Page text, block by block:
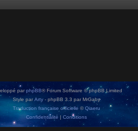
parphpBB® Forum Software © phpBB Limited
Style par Arty - phpBB 3.3 par MrGaby
Traduction française officielle ©Qiaeru
Confidentialité | Conditions